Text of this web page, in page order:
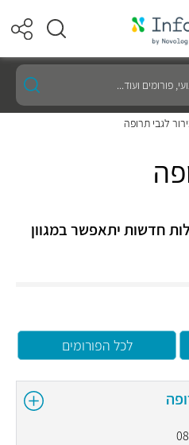
לגבי תרופה
חדשות יתאפשר במגוון
לכל הפורומים